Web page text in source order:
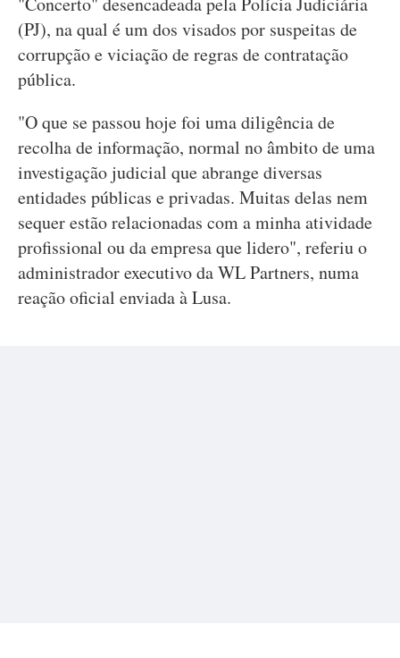
(PJ), na qual é um dos visados por suspeitas de
corrupção e viciação de regras de contratação
pública.
"O que se passou hoje foi uma diligência de
recolha de informação, normal no âmbito de uma
investigação judicial que abrange diversas
entidades públicas e privadas. Muitas delas nem
sequer estão relacionadas com a minha atividade
profissional ou da empresa que lidero", referiu o
administrador executivo da WL Partners, numa
reação oficial enviada à Lusa.